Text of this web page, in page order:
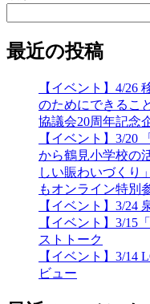
2021年8月
2021年7月
2021年6月
2021年5月
2021年3月
2021年2月
2021年1月
2020年12月
2020年11月
2020年10月
2020年9月
2020年8月
2020年7月
2020年5月
2020年4月
2020年3月